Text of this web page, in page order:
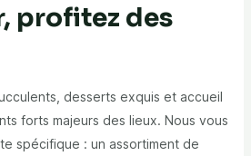
profitez des
desserts exquis et accueil
forts majeurs des lieux. Nous vous
spécifique : un assortiment de